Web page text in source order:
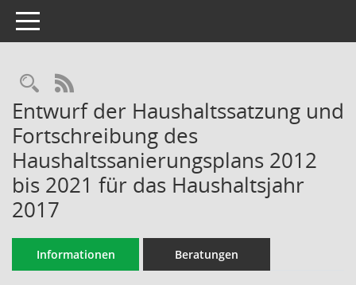
Toggle navigation
Rechercheauswahl
RSS-Feed
Entwurf der Haushaltssatzung und
Fortschreibung des
Haushaltssanierungsplans 2012
bis 2021 für das Haushaltsjahr
2017
Informationen Beratungen